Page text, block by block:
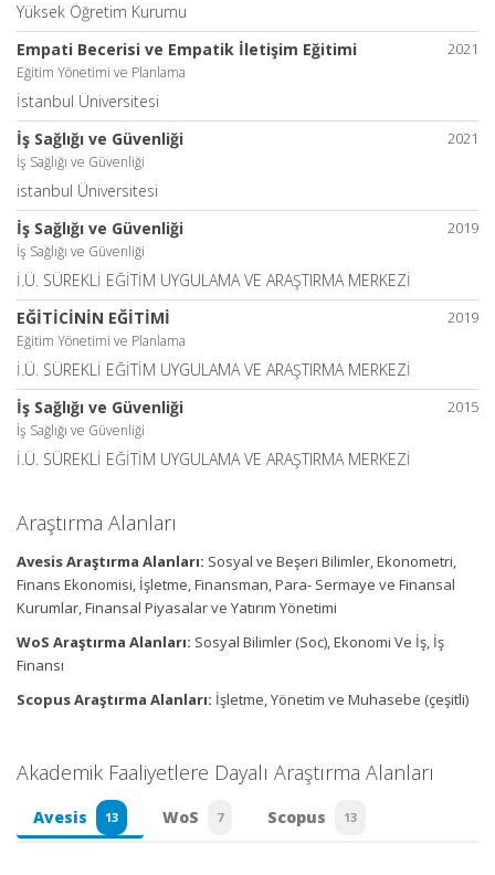
Yüksek Öğretim Kurumu
2021
Empati Becerisi ve Empatik İletişim Eğitimi
Eğitim Yönetimi ve Planlama
İstanbul Üniversitesi
2021
İş Sağlığı ve Güvenliği
İş Sağlığı ve Güvenliği
istanbul Üniversitesi
2019
İş Sağlığı ve Güvenliği
İş Sağlığı ve Güvenliği
İ.Ü. SÜREKLİ EĞİTİM UYGULAMA VE ARAŞTIRMA MERKEZİ
2019
EĞİTİCİNİN EĞİTİMİ
Eğitim Yönetimi ve Planlama
İ.Ü. SÜREKLİ EĞİTİM UYGULAMA VE ARAŞTIRMA MERKEZİ
2015
İş Sağlığı ve Güvenliği
İş Sağlığı ve Güvenliği
İ.Ü. SÜREKLİ EĞİTİM UYGULAMA VE ARAŞTIRMA MERKEZİ
Araştırma Alanları
Avesis Araştırma Alanları: Sosyal ve Beşeri Bilimler, Ekonometri,
Finans Ekonomisi, İşletme, Finansman, Para- Sermaye ve Finansal
Kurumlar, Finansal Piyasalar ve Yatırım Yönetimi
WoS Araştırma Alanları: Sosyal Bilimler (Soc), Ekonomi Ve İş, İş
Finansı
Scopus Araştırma Alanları: İşletme, Yönetim ve Muhasebe (çeşitli)
Akademik Faaliyetlere Dayalı Araştırma Alanları
Avesis 13 WoS 7 Scopus 13